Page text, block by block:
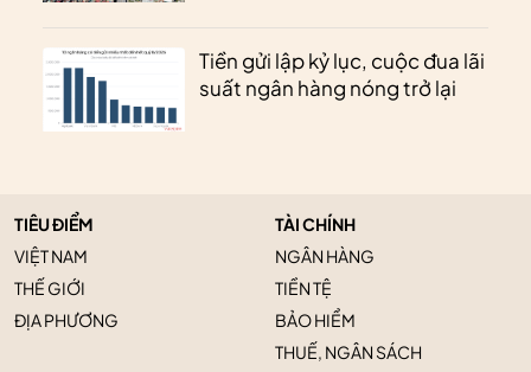
Tiền gửi lập kỷ lục, cuộc đua lãi
suất ngân hàng nóng trở lại
TIÊU ĐIỂM
VIỆT NAM
THẾ GIỚI
ĐỊA PHƯƠNG
TÀI CHÍNH
NGÂN HÀNG
TIỀN TỆ
BẢO HIỂM
THUẾ, NGÂN SÁCH